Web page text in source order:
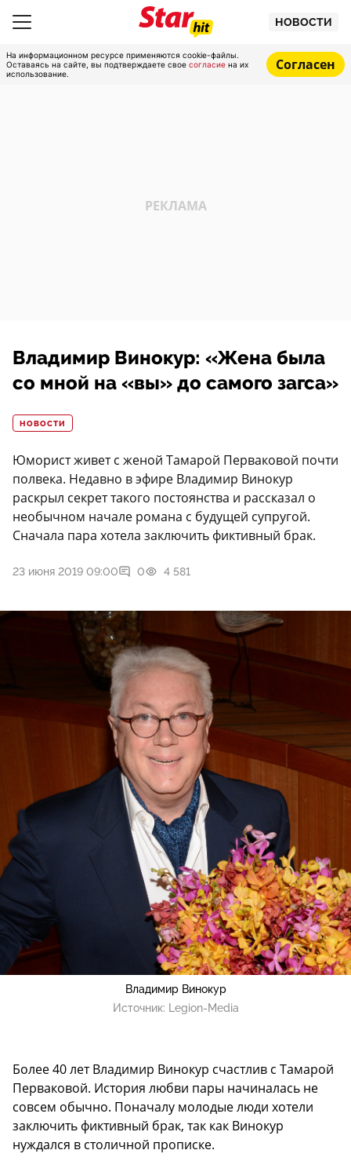
НОВОСТИ
На информационном ресурсе применяются cookie-файлы.
Оставаясь на сайте, вы подтверждаете свое согласие на их
использование.
Согласен
Владимир Винокур: «Жена была
со мной на «вы» до самого загса»
НОВОСТИ
Юморист живет с женой Тамарой Перваковой почти
полвека. Недавно в эфире Владимир Винокур
раскрыл секрет такого постоянства и рассказал о
необычном начале романа с будущей супругой.
Сначала пара хотела заключить фиктивный брак.
23 июня 2019 09:00 0 4 581
Владимир Винокур
Источник:
Legion-Media
Более 40 лет Владимир Винокур счастлив с Тамарой
Перваковой. История любви пары начиналась не
совсем обычно. Поначалу молодые люди хотели
заключить фиктивный брак, так как Винокур
нуждался в столичной прописке.